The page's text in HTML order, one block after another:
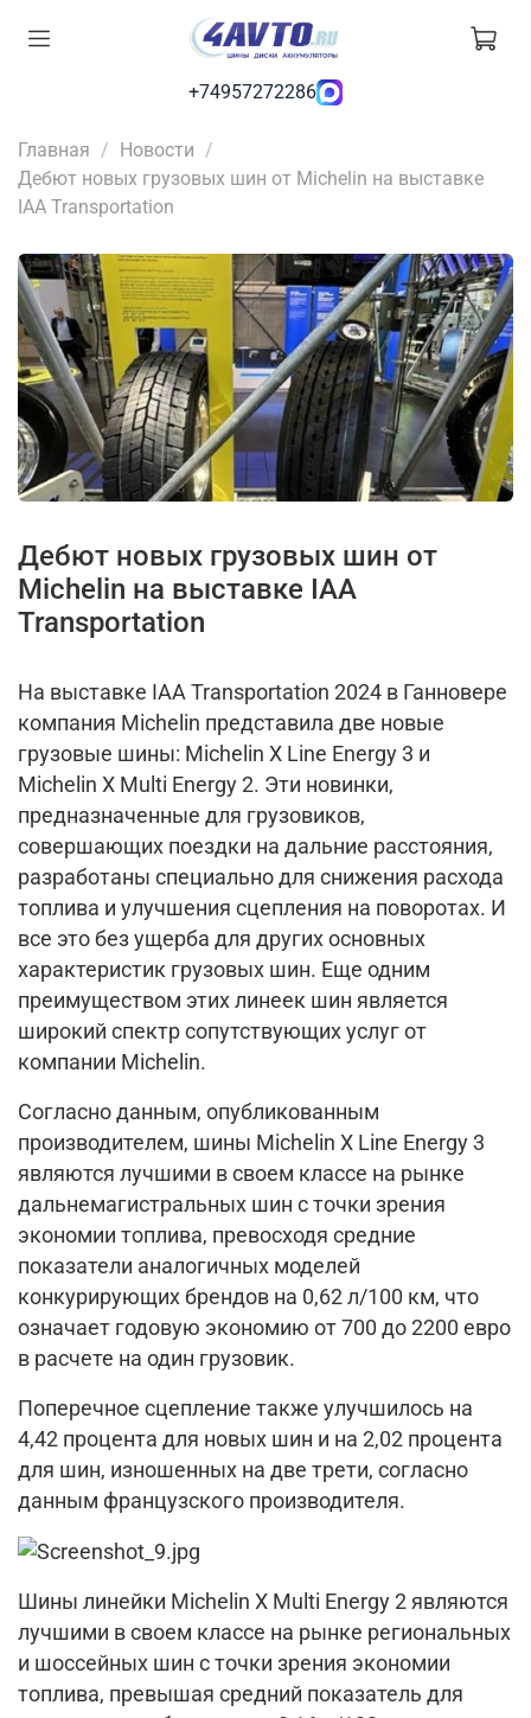
+74957272286
Главная
Новости
Дебют новых грузовых шин от Michelin на выставке
IAA Transportation
Дебют новых грузовых шин от
Michelin на выставке IAA
Transportation
На выставке IAA Transportation 2024 в Ганновере
компания Michelin представила две новые
грузовые шины: Michelin X Line Energy 3 и
Michelin X Multi Energy 2. Эти новинки,
предназначенные для грузовиков,
совершающих поездки на дальние расстояния,
разработаны специально для снижения расхода
топлива и улучшения сцепления на поворотах. И
все это без ущерба для других основных
характеристик грузовых шин. Еще одним
преимуществом этих линеек шин является
широкий спектр сопутствующих услуг от
компании Michelin.
Согласно данным, опубликованным
производителем, шины Michelin X Line Energy 3
являются лучшими в своем классе на рынке
дальнемагистральных шин с точки зрения
экономии топлива, превосходя средние
показатели аналогичных моделей
конкурирующих брендов на 0,62 л/100 км, что
означает годовую экономию от 700 до 2200 евро
в расчете на один грузовик.
Поперечное сцепление также улучшилось на
4,42 процента для новых шин и на 2,02 процента
для шин, изношенных на две трети, согласно
данным французского производителя.
Шины линейки Michelin X Multi Energy 2 являются
лучшими в своем классе на рынке региональных
и шоссейных шин с точки зрения экономии
топлива, превышая средний показатель для